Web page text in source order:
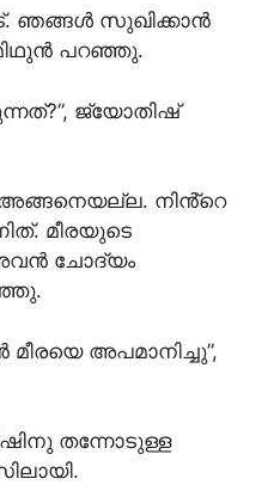
ഞങ്ങൾ സുഖിക്കാൻ
മിഥുൻ പറഞ്ഞു.
ജ്യോതിഷ്
അങ്ങനെയല്ല. നിൻ്റെ
മീരയുടെ
ചോദ്യം
അപമാനിച്ചു”,
തന്നോടുള്ള